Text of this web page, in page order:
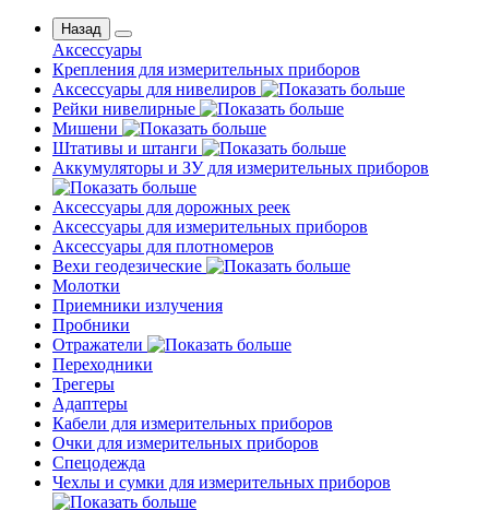
Назад
Аксессуары
Крепления для измерительных приборов
Аксессуары для нивелиров
Рейки нивелирные
Мишени
Штативы и штанги
Аккумуляторы и ЗУ для измерительных приборов
Аксессуары для дорожных реек
Аксессуары для измерительных приборов
Аксессуары для плотномеров
Вехи геодезические
Молотки
Приемники излучения
Пробники
Отражатели
Переходники
Трегеры
Адаптеры
Кабели для измерительных приборов
Очки для измерительных приборов
Спецодежда
Чехлы и сумки для измерительных приборов